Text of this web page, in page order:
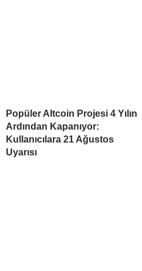
Popüler Altcoin Projesi 4 Yılın
Ardından Kapanıyor:
Kullanıcılara 21 Ağustos
Uyarısı